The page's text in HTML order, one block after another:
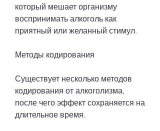
который мешает организму
воспринимать алкоголь как
приятный или желанный стимул.
Методы кодирования
Существует несколько методов
кодирования от алкоголизма,
после чего эффект сохраняется на
длительное время.